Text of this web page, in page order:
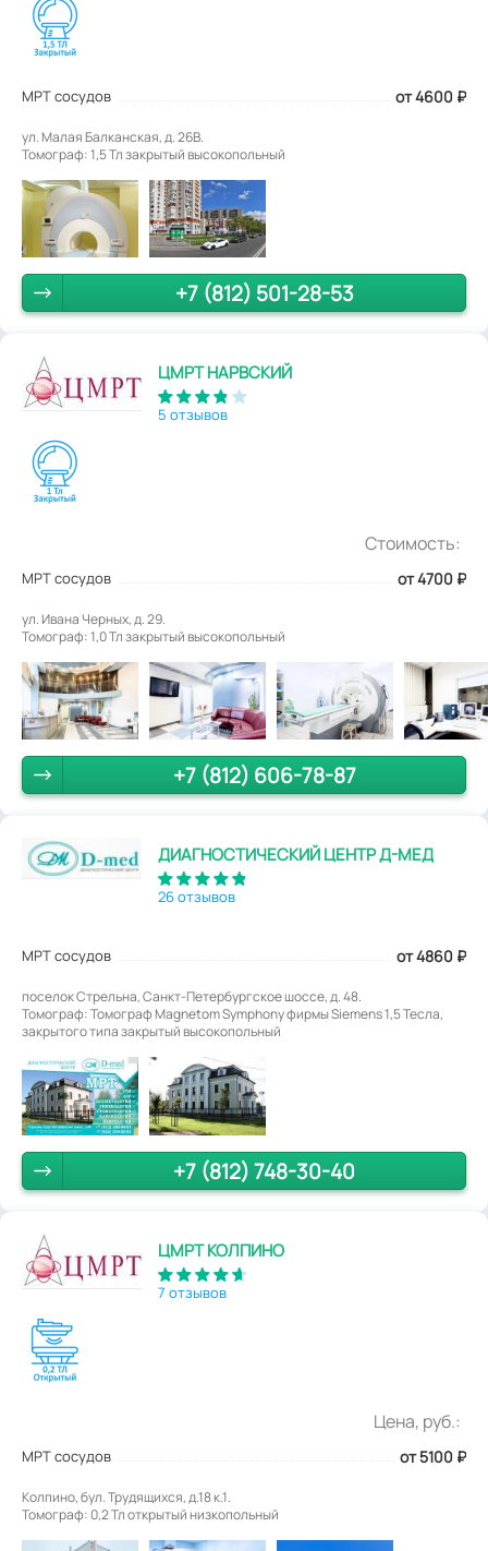
МРТ сосудов от 4600 ₽
ул. Малая Балканская, д. 26В.
Томограф: 1,5 Тл закрытый высокопольный
+7 (812) 501-28-53
ЦМРТ НАРВСКИЙ
5 отзывов
Стоимость:
МРТ сосудов от 4700 ₽
ул. Ивана Черных, д. 29.
Томограф: 1,0 Тл закрытый высокопольный
+7 (812) 606-78-87
ДИАГНОСТИЧЕСКИЙ ЦЕНТР Д-МЕД
26 отзывов
МРТ сосудов от 4860 ₽
поселок Стрельна, Санкт-Петербургское шоссе, д. 48.
Томограф: Томограф Magnetom Symphony фирмы Siemens 1,5 Тесла,
закрытого типа закрытый высокопольный
+7 (812) 748-30-40
ЦМРТ КОЛПИНО
7 отзывов
Цена, руб.:
МРТ сосудов от 5100 ₽
Колпино, бул. Трудящихся, д.18 к.1.
Томограф: 0,2 Тл открытый низкопольный